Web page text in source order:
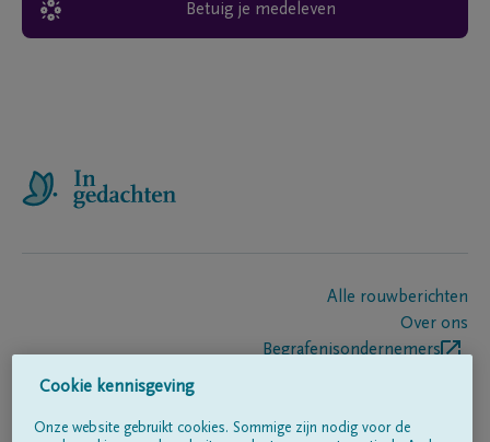
Betuig je medeleven
Alle rouwberichten
Over ons
Begrafenisondernemers
Cookie kennisgeving
Onze website gebruikt cookies. Sommige zijn nodig voor de